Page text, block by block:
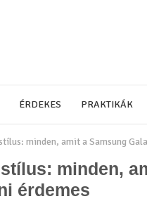
ÉRDEKES PRAKTIKÁK
minden, amit a Samsung
minden,
érdemes